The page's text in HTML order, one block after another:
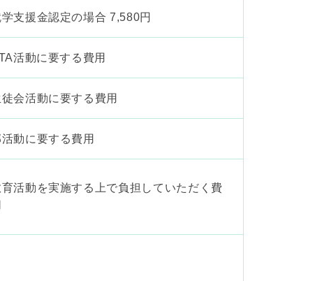
学支援金認定の場合 7,580円
活動に要する費用
会活動に要する費用
動に要する費用
活動を実施する上で負担していただく費